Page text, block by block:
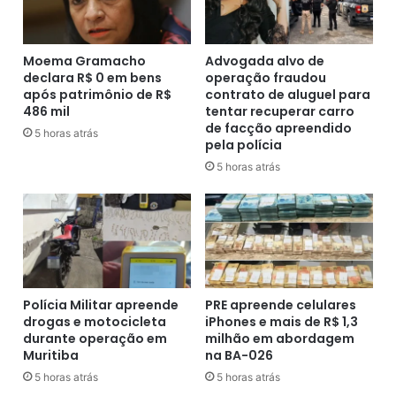
A
n
g
r
a
R
i
s
-
R
J
,
p
a
(
E
x
i
m
B
)
s
s
i
n
a
m
a
c
Moema Gramacho
declara R$ 0 em bens
após patrimônio de R$
486 mil
5 horas atrás
Advogada alvo de
operação fraudou
contrato de aluguel para
tentar recuperar carro
de facção apreendido
pela polícia
5 horas atrás
Polícia Militar apreende
drogas e motocicleta
durante operação em
Muritiba
5 horas atrás
PRE apreende celulares
iPhones e mais de R$ 1,3
milhão em abordagem
na BA-026
5 horas atrás